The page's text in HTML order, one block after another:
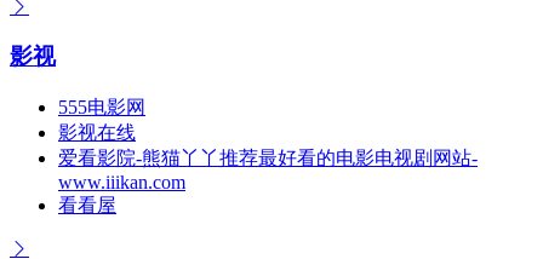
影视
555电影网
影视在线
爱看影院-熊猫丫丫推荐最好看的电影电视剧网站-
www.iiikan.com
看看屋